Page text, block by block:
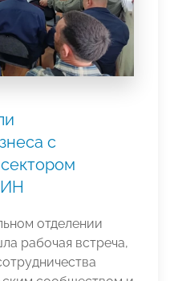
с
отделении
рабочая встреча,